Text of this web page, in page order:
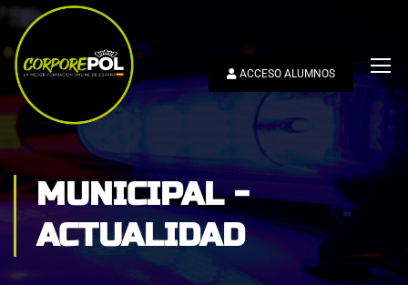
ACCESO ALUMNOS
MUNICIPAL -
ACTUALIDAD